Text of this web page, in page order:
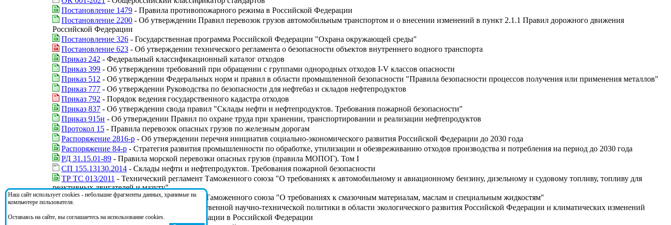
Постановление 1479 - Правила противопожарного режима в Российской Федерации
Постановление 2200 - Об утверждении Правил перевозок грузов автомобильным транспортом и о внесении изменений в пункт 2.1.1 Правил дорожного движения
Российской Федерации
Постановление 326 - Государственная программа Российской Федерации "Охрана окружающей среды"
Постановление 623 - Об утверждении технического регламента о безопасности объектов внутреннего водного транспорта
Приказ 242 - Федеральный классификационный каталог отходов
Приказ 399 - Об утверждении требований при обращении с группами однородных отходов I-V классов опасности
Приказ 512 - Об утверждении Федеральных норм и правил в области промышленной безопасности "Правила безопасности процессов получения или применения металлов"
Приказ 777 - Об утверждении Руководства по безопасности для нефтебаз и складов нефтепродуктов
Приказ 792 - Порядок ведения государственного кадастра отходов
Приказ 837 - Об утверждении свода правил "Склады нефти и нефтепродуктов. Требования пожарной безопасности"
Приказ 915н - Об утверждении Правил по охране труда при хранении, транспортировании и реализации нефтепродуктов
Протокол 15 - Правила перевозок опасных грузов по железным дорогам
Распоряжение 2816-р - Об утверждении перечня инициатив социально-экономического развития Российской Федерации до 2030 года
Распоряжение 84-р - Стратегия развития промышленности по обработке, утилизации и обезвреживанию отходов производства и потребления на период до 2030 года
РД 31.15.01-89 - Правила морской перевозки опасных грузов (правила МОПОГ). Том I
СП 155.13130.2014 - Склады нефти и нефтепродуктов. Требования пожарной безопасности
ТР ТС 013/2011 - Технический регламент Таможенного союза "О требованиях к автомобильному и авиационному бензину, дизельному и судовому топливу, топливу для
реактивных двигателей и мазуту"
ТР ТС 030/2012- Технический регламент Таможенного союза "О требованиях к смазочным материалам, маслам и специальным жидкостям"
- О мерах по реализации государственной научно-технической политики в области экологического развития Российской Федерации и климатических изменений
Федеральный закон 162-ФЗ- О стандартизации в Российской Федерации
Наш сайт использует cookies - небольшие фрагменты данных, хранимые на
компьютере пользователя.
Оставаясь на сайте, вы соглашаетесь на использование cookies.